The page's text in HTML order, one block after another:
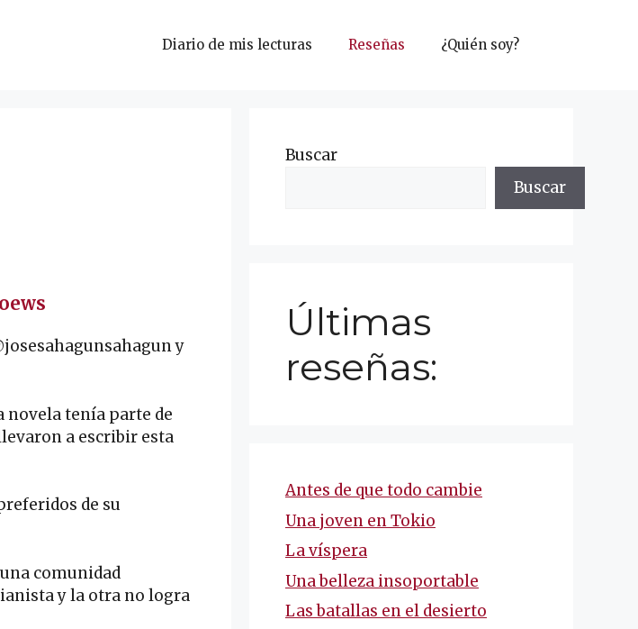
Diario de mis lecturas Reseñas ¿Quién soy?
y
novela tenía parte de
a escribir esta
de su
comunidad
y la otra no logra
Buscar
Buscar
Últimas
reseñas:
Antes de que todo cambie
Una joven en Tokio
La víspera
Una belleza insoportable
Las batallas en el desierto